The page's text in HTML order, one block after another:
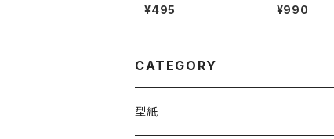
¥495
ンのエコバッ
¥990
CATEGORY
型紙